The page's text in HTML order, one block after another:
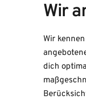
Wir
Wir
dich